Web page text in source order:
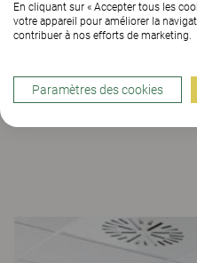
En cliquant sur « Accepter tous les
votre appareil pour améliorer la
contribuer à nos efforts de marketing.
Paramètres des cookies